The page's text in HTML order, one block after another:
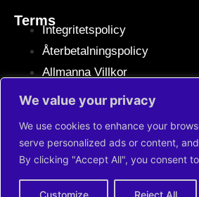
We value your privacy
We use cookies to enhance your
serve personalized ads or content,
By clicking "Accept All", you consent
Customize Reject All
Terms
Integritetspolicy
Återbetalningspolicy
Allmanna Villkor
Säkra betalningar